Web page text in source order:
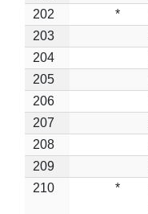
202
*
203
204
205
206
207
208
209
210
*